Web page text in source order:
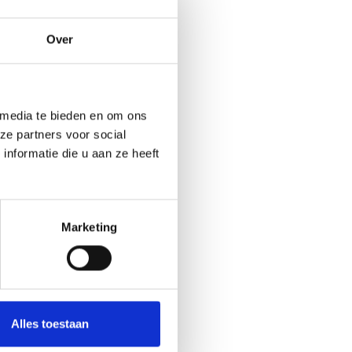
Over
te bieden en om ons
partners voor social
die u aan ze heeft
Marketing
Alles toestaan
1.